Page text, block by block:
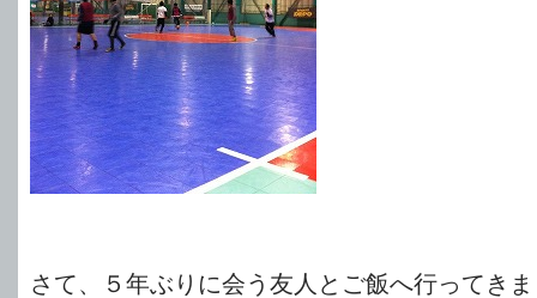
さて、５年ぶりに会う友人とご飯へ行ってき